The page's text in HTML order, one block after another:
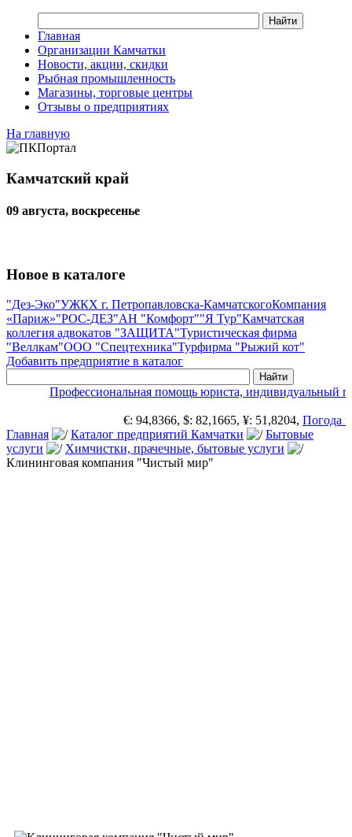
Главная
Организации Камчатки
Новости, акции, скидки
Рыбная промышленность
Магазины, торговые центры
Отзывы о предприятиях
На главную
Камчатский край
09 августа, воскресенье
Новое в каталоге
"Дез-Эко"УЖКХ г. Петропавловска-КамчатскогоКомпания
«Париж»"РОС-ДЕЗ"АН "Комфорт""Я Тур"Камчатская
коллегия адвокатов "ЗАЩИТА"Туристическая фирма
"Веллкам"ООО "Спецтехника"Турфирма "Рыжий кот"
Добавить предприятие в каталог
Профессиональная помощь юриста, индивидуальный
€: 94,8366, $: 82,1665, ¥: 51,8204,Погода в
Главная
Каталог предприятий Камчатки
Бытовые
услуги
Химчистки, прачечные, бытовые услуги
Клининговая компания "Чистый мир"